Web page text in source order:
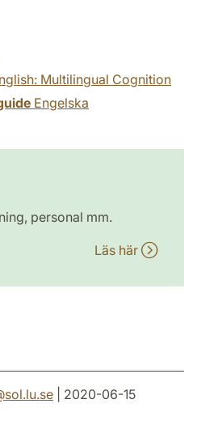
Multilingual Cognition
Engelska
personal mm.
Läs här
sol.lu.se | 2020-06-15